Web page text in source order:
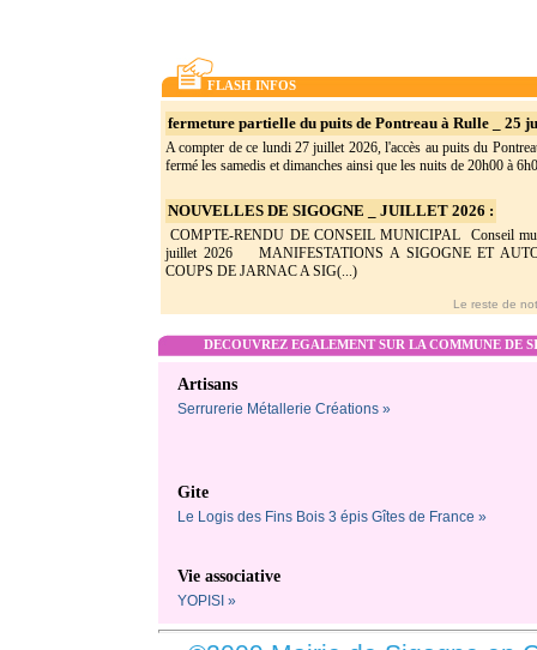
FLASH INFOS
fermeture partielle du puits de Pontreau à Rulle _ 25
A compter de ce lundi 27 juillet 2026, l'accès au puits du
fermé les samedis et dimanches ainsi que les nuits de 20h00 à
NOUVELLES DE SIGOGNE _ JUILLET 2026 :
COMPTE-RENDU DE CONSEIL MUNICIPAL Conseil
juillet 2026 MANIFESTATIONS A SIGOGNE ET
COUPS DE JARNAC A SIG(...)
Le reste de
DECOUVREZ EGALEMENT SUR LA COMMUNE DE
Artisans
Serrurerie Métallerie Créations »
Gite
Le Logis des Fins Bois 3 épis Gîtes de France »
Vie associative
YOPISI »